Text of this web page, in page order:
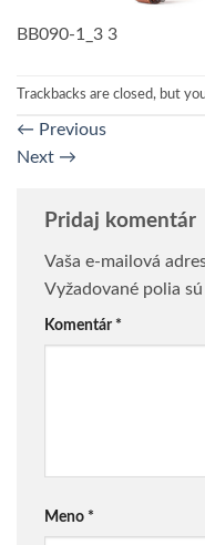
BB090-1_3 3
Trackbacks are closed, but
← Previous
Next →
Pridaj komentár
Vaša e-mailová
Vyžadované polia
Komentár *
Meno *